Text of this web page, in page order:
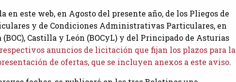
en este web, en Agosto del presente año, de los Pliegos de
y de Condiciones Administrativas Particulares, en
Castilla y León (BOCyL) y del Principado de Asturias
anuncios de licitación que fijan los plazos para la
de ofertas, que se incluyen anexos a este aviso.